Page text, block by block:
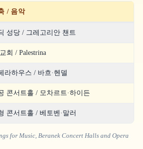
/ 음악
성당 / 그레고리안 챈트
회 / Palestrina
라하우스 / 바흐·헨델
콘서트홀 / 모차르트·하이든
콘서트홀 / 베토벤·말러
for Music, Beranek Concert Halls and Opera